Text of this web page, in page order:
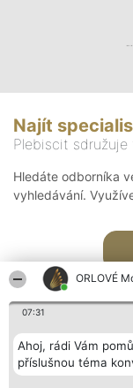
ORLOVÉ
07:31
Ahoj, rádi Vám
příslušnou téma
Najít
Plebiscit
Hledáte odborníka
vyhledávání.